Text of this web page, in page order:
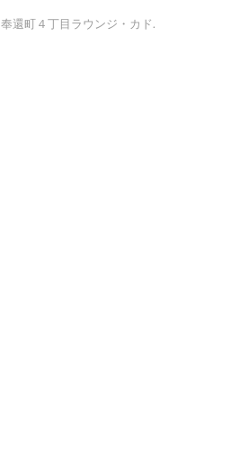
奉還町４丁目ラウンジ・カド.